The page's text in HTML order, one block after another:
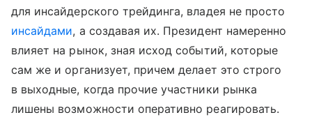
для инсайдерского трейдинга, владея не просто
инсайдами, а создавая их. Президент намеренно
влияет на рынок, зная исход событий, которые
сам же и организует, причем делает это строго
в выходные, когда прочие участники рынка
лишены возможности оперативно реагировать.